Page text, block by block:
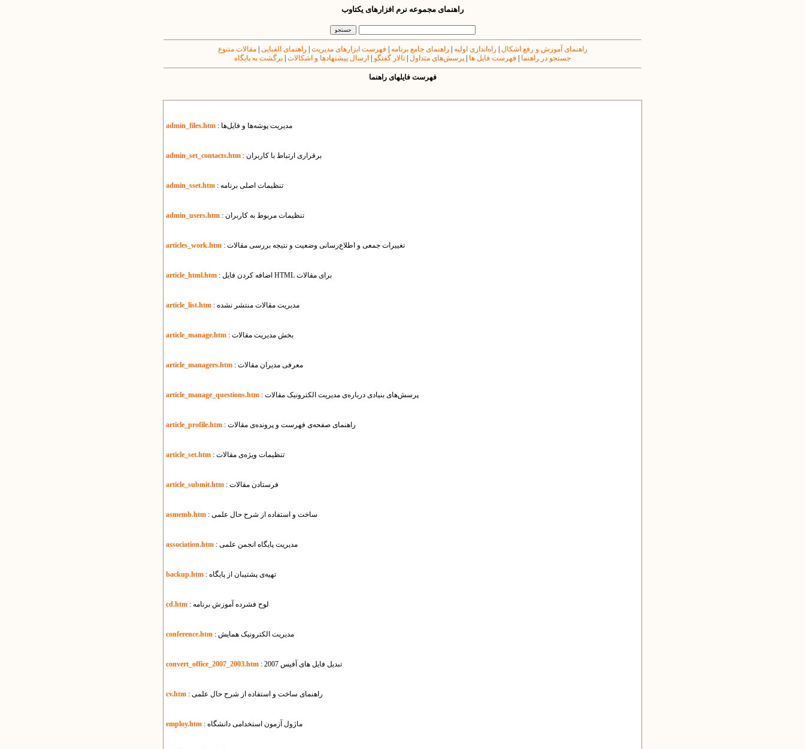
راهنمای مجموعه نرم افزارهای یکتاوب
راهنمای آموزش و رفع اشکال راه‌اندازی اولیه راهنمای جامع برنامه فهرست ابزارهای مدیریت راهنمای الفبایی |مقالات متنوع
جستجو در راهنما
فهرست فایل ها پرسش‌های متداول تالار گفتگو ارسال پیشنهادها و اشکالات برگشت به پایگاه
فهرست فایل​های راهنما
admin_files.htm : مدیریت پوشه‌ها و فایل‌ها
admin_set_contacts.htm : برقراری ارتباط با کاربران
admin_sset.htm : تنظیمات اصلی برنامه
admin_users.htm : تنظیمات مربوط به کاربران
articles_work.htm : تغییرات جمعی و اطلاع‌رسانی وضعیت و نتیجه بررسی مقالات
article_html.htm : اضافه کردن فایل HTML برای مقالات
article_list.htm : مدیریت مقالات منتشر نشده
article_manage.htm : بخش مدیریت مقالات
article_managers.htm : معرفى مدیران مقالات
article_manage_questions.htm : پرسش‌های بنیادی درباره‌ی مدیریت الکترونیک مقالات
article_profile.htm : راهنمای صفحه‌ی فهرست و پرونده‌ی مقالات
article_set.htm : تنظیمات ویژه‌ی مقالات
article_submit.htm : فرستادن مقالات
asmemb.htm : ساخت و استفاده از شرح حال علمی
association.htm : مدیریت پایگاه انجمن علمی
backup.htm : تهیه‌ی پشتیبان از پایگاه
cd.htm : لوح فشرده آموزش برنامه
conference.htm : مدیریت الکترونیک همایش
convert_office_2007_2003.htm : تبدیل فایل های آفیس 2007
cv.htm : راهنمای ساخت و استفاده از شرح حال علمی
employ.htm : ماژول آزمون استخدامی دانشگاه